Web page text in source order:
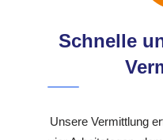
Schnelle
Unsere Vermittlung